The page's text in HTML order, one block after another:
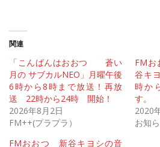
中…
関連
「こんばんはおおつ 蒼い
月の サブカルNEO」月曜午後
6時から8時まで放送！再放
送 22時から24時 開始！
2026年8月2日
FM++(プラプラ）
FMお
谷キ
時か
す。
2020
お知
FMおおつ 新谷キヨシの音